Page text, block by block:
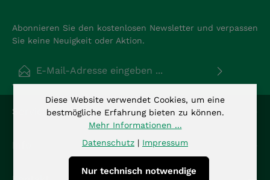
Abonnieren Sie den kostenlosen Newsletter und verpassen
Sie keine Neuigkeit oder Aktion.
Datenschutz
Ich habe dieDatenschutzbestimmungenzur
Kenntnis genommen und dieAGBgelesen und bin
mit ihnen einverstanden.
Die mit einem Stern (*) markierten Felder sind
Pflichtfelder.
Service-Hotline
Diese Website verwendet Cookies, um eine
bestmögliche Erfahrung bieten zu können.
Mehr Informationen ...
Datenschutz | Impressum
Nur technisch notwendige